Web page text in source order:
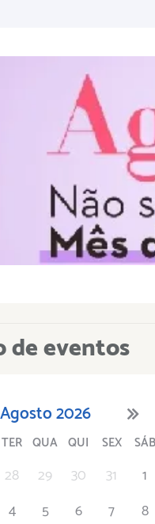
de eventos
Agosto2026
4 5 6 7 8 10 11 12
'24'25'26'27'28 '29'30'31
TER QUA QUI SEX SÁB
28 29 30 31
1
4 5 6 7
8